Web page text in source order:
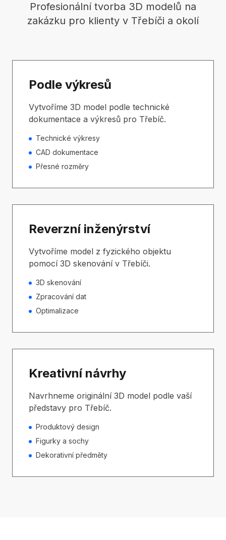
Profesionální tvorba 3D modelů na
zakázku pro klienty v Třebíči a okolí
Podle výkresů
Vytvoříme 3D model podle technické
dokumentace a výkresů pro Třebíč.
Technické výkresy
CAD dokumentace
Přesné rozměry
Reverzní inženýrství
Vytvoříme model z fyzického objektu
pomocí 3D skenování v Třebíči.
3D skenování
Zpracování dat
Optimalizace
Kreativní návrhy
Navrhneme originální 3D model podle vaší
představy pro Třebíč.
Produktový design
Figurky a sochy
Dekorativní předměty